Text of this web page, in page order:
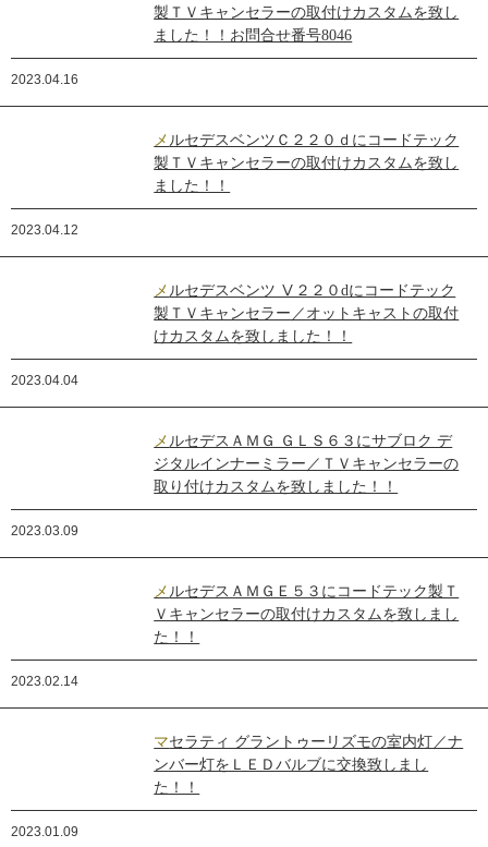
製ＴＶキャンセラーの取付けカスタムを致し
ました！！お問合せ番号8046
2023.04.16
メルセデスベンツＣ２２０ｄにコードテック
製ＴＶキャンセラーの取付けカスタムを致し
ました！！
2023.04.12
メルセデスベンツ Ⅴ２２０dにコードテック
製ＴＶキャンセラー／オットキャストの取付
けカスタムを致しました！！
2023.04.04
メルセデスＡＭＧ ＧＬＳ６３にサブロク デ
ジタルインナーミラー／ＴＶキャンセラーの
取り付けカスタムを致しました！！
2023.03.09
メルセデスＡＭＧＥ５３にコードテック製Ｔ
Ｖキャンセラーの取付けカスタムを致しまし
た！！
2023.02.14
マセラティ グラントゥーリズモの室内灯／ナ
ンバー灯をＬＥＤバルブに交換致しまし
た！！
2023.01.09